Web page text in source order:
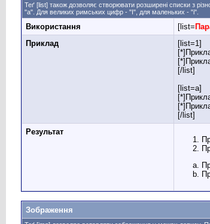
Теґ [list] також дозволяє створювати розширені списки з
"а". Для великих римських цифр - "I", для маленьких - "i".
Використання [list=
Приклад
[list=1]
[/list]
[list=a]
[/list]
Результат
Зображення